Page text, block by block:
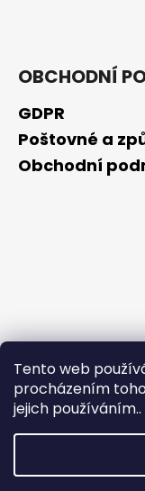
Tento web
procházením
jejich
OBCHODNÍ
GDPR
Poštovné a
Obchodní